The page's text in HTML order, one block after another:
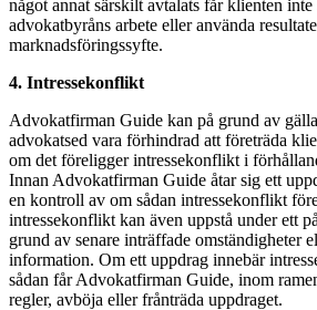
något annat särskilt avtalats får klienten
advokatbyråns arbete eller använda
marknadsföringssyfte.
4. Intressekonflikt
Advokatfirman Guide kan på grund av
advokatsed vara förhindrad att företräda
om det föreligger intressekonflikt i
Innan Advokatfirman Guide åtar sig ett
en kontroll av om sådan intressekonflikt
intressekonflikt kan även uppstå under ett
grund av senare inträffade omständigheter
information. Om ett uppdrag innebär
sådan får Advokatfirman Guide, inom
regler, avböja eller frånträda uppdraget.